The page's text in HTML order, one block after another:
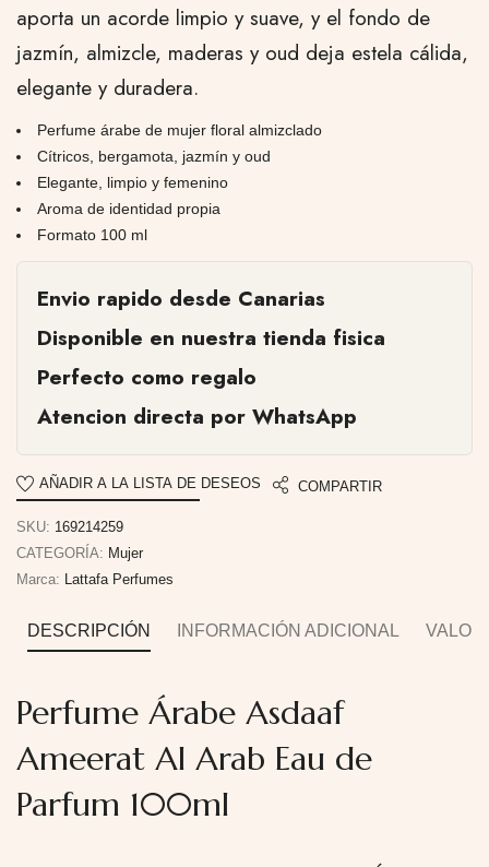
aporta un acorde limpio y suave, y el fondo de
jazmín, almizcle, maderas y oud deja estela cálida,
elegante y duradera.
Perfume árabe de mujer floral almizclado
Cítricos, bergamota, jazmín y oud
Elegante, limpio y femenino
Aroma de identidad propia
Formato 100 ml
Envio rapido desde Canarias
Disponible en nuestra tienda fisica
Perfecto como regalo
Atencion directa por WhatsApp
AÑADIR A LA LISTA DE DESEOS COMPARTIR
SKU: 169214259
CATEGORÍA: Mujer
Marca: Lattafa Perfumes
DESCRIPCIÓN INFORMACIÓN ADICIONAL
Perfume Árabe Asdaaf
Ameerat Al Arab Eau de
Parfum 100ml